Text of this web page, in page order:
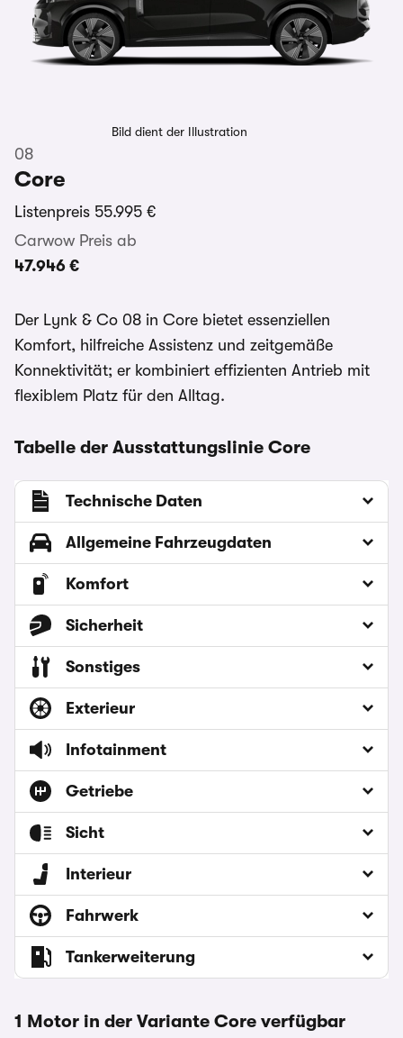
Bild dient der Illustration
08
Core
Listenpreis 55.995 €
Carwow Preis ab
47.946 €
Der Lynk & Co 08 in Core bietet essenziellen
Komfort, hilfreiche Assistenz und zeitgemäße
Konnektivität; er kombiniert effizienten Antrieb mit
flexiblem Platz für den Alltag.
Tabelle der Ausstattungslinie Core
Technische Daten
Allgemeine Fahrzeugdaten
Komfort
Sicherheit
Sonstiges
Exterieur
Infotainment
Getriebe
Sicht
Interieur
Fahrwerk
Tankerweiterung
1 Motor in der Variante Core verfügbar